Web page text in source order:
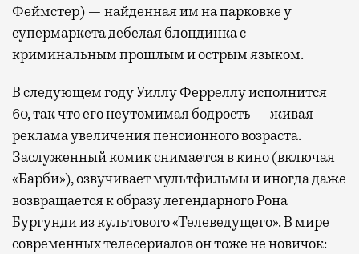
Феймстер) — найденная им на парковке у
супермаркета дебелая блондинка с
криминальным прошлым и острым языком.
В следующем году Уиллу Ферреллу исполнится
60, так что его неутомимая бодрость — живая
реклама увеличения пенсионного возраста.
Заслуженный комик снимается в кино (включая
«Барби»), озвучивает мультфильмы и иногда даже
возвращается к образу легендарного Рона
Бургунди из культового «Телеведущего». В мире
современных телесериалов он тоже не новичок: